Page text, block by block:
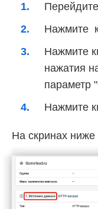
Нажмите
Нажмите
нажатия
параметр
Нажмите
На скринах ниже